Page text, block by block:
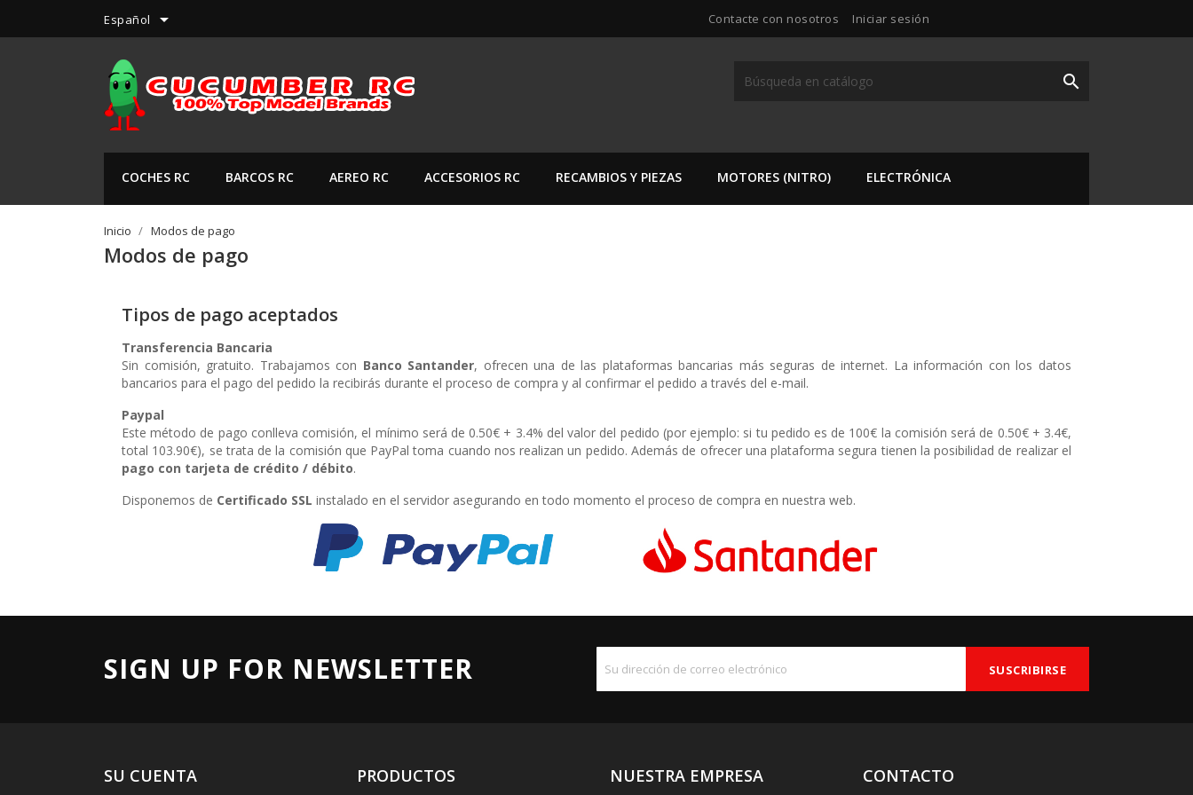
Español  Contacte con nosotros Iniciar sesión

COCHES RC BARCOS RC AEREO RC ACCESORIOS RC RECAMBIOS Y PIEZAS MOTORES (NITRO) ELECTRÓNICA
Inicio Modos de pago
Modos de pago
Tipos de pago aceptados
Transferencia Bancaria
Sin comisión, gratuito. Trabajamos con Banco Santander, ofrecen una de las plataformas bancarias más seguras de internet. La información con los datos
bancarios para el pago del pedido la recibirás durante el proceso de compra y al confirmar el pedido a través del e-mail.
Paypal
Este método de pago conlleva comisión, el mínimo será de 0.50€ + 3.4% del valor del pedido (por ejemplo: si tu pedido es de 100€ la comisión será de 0.50€ + 3.4€,
total 103.90€), se trata de la comisión que PayPal toma cuando nos realizan un pedido. Además de ofrecer una plataforma segura tienen la posibilidad de realizar el
pago con tarjeta de crédito / débito.
Disponemos de Certificado SSL instalado en el servidor asegurando en todo momento el proceso de compra en nuestra web.
SIGN UP FOR NEWSLETTER
SU CUENTA PRODUCTOS NUESTRA EMPRESA CONTACTO